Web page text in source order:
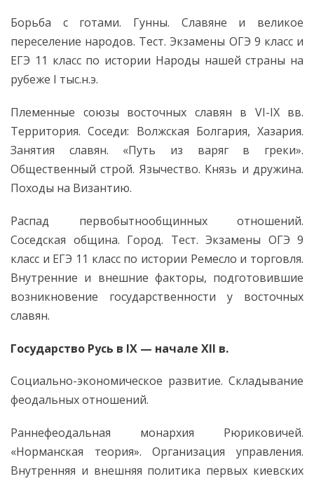
Борьба с готами. Гунны. Славяне и великое
переселение народов. Тест. Экзамены ОГЭ 9 класс и
ЕГЭ 11 класс по истории Народы нашей страны на
рубеже I тыс.н.э.
Племенные союзы восточных славян в VI-IX вв.
Территория. Соседи: Волжская Болгария, Хазария.
Занятия славян. «Путь из варяг в греки».
Общественный строй. Язычество. Князь и дружина.
Походы на Византию.
Распад первобытнообщинных отношений.
Соседская община. Город. Тест. Экзамены ОГЭ 9
класс и ЕГЭ 11 класс по истории Ремесло и торговля.
Внутренние и внешние факторы, подготовившие
возникновение государственности у восточных
славян.
Государство Русь в IX — начале XII в.
Социально-экономическое развитие. Складывание
феодальных отношений.
Раннефеодальная монархия Рюриковичей.
«Норманская теория». Организация управления.
Внутренняя и внешняя политика первых киевских